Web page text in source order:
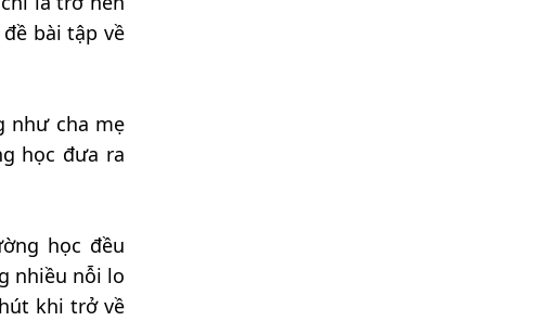
bài tập về
như cha mẹ
học đưa ra
học đều
nhiều nỗi lo
khi trở về